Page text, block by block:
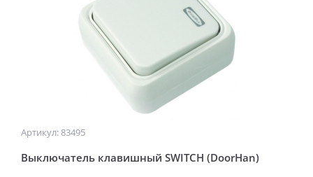
Артикул: 83495
Выключатель клавишный SWITCH (DoorHan)